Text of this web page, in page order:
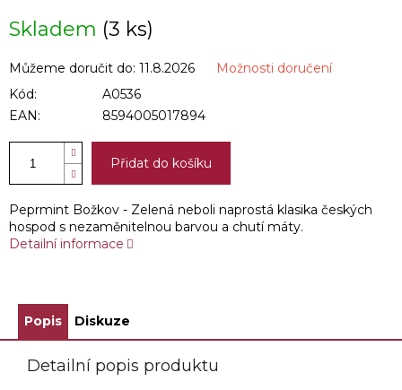
cena:
Skladem (3 ks)
Můžeme doručit do: 11.8.2026
Možnosti doručení
Kód:
A0536
EAN:
8594005017894
Přidat do košíku
Peprmint Božkov - Zelená neboli naprostá klasika českých
hospod s nezaměnitelnou barvou a chutí máty.
Detailní informace
Popis Diskuze
Detailní popis produktu